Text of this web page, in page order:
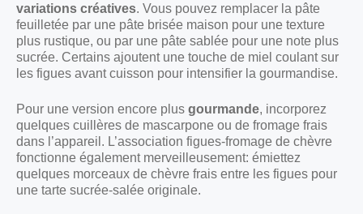
variations créatives. Vous pouvez remplacer la pâte
feuilletée par une pâte brisée maison pour une texture
plus rustique, ou par une pâte sablée pour une note plus
sucrée. Certains ajoutent une touche de miel coulant sur
les figues avant cuisson pour intensifier la gourmandise.
Pour une version encore plus gourmande, incorporez
quelques cuillères de mascarpone ou de fromage frais
dans l’appareil. L’association figues-fromage de chèvre
fonctionne également merveilleusement: émiettez
quelques morceaux de chèvre frais entre les figues pour
une tarte sucrée-salée originale.